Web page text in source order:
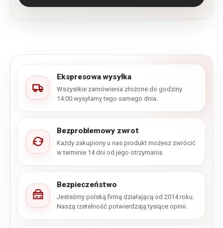
Ekspresowa wysyłka
Wszystkie zamówienia złożone do godziny
14:00 wysyłamy tego samego dnia.
Bezproblemowy zwrot
Każdy zakupiony u nas produkt możesz zwrócić
w terminie 14 dni od jego otrzymania.
Bezpieczeństwo
Jesteśmy polską firmą działającą od 2014 roku.
Naszą rzetelność potwierdzają tysiące opinii.